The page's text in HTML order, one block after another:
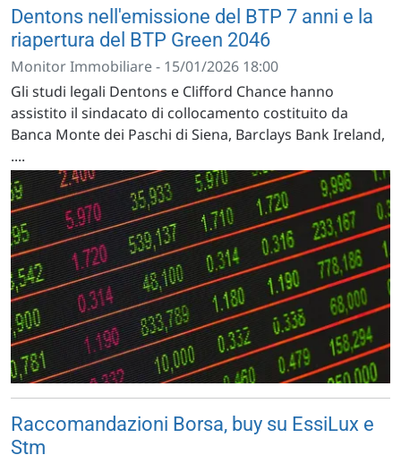
Dentons nell'emissione del BTP 7 anni e la
riapertura del BTP Green 2046
Monitor Immobiliare - 15/01/2026 18:00
Gli studi legali Dentons e Clifford Chance hanno
assistito il sindacato di collocamento costituito da
Banca Monte dei Paschi di Siena, Barclays Bank Ireland,
....
Raccomandazioni Borsa, buy su EssiLux e
Stm